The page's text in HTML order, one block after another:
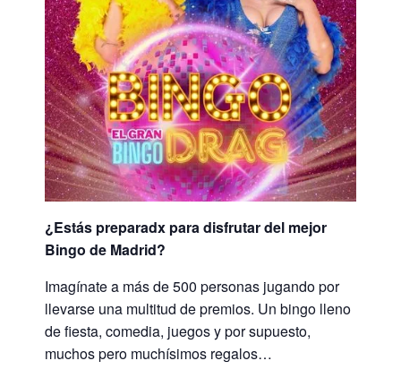
¿Estás preparadx para disfrutar del mejor
Bingo de Madrid?
Imagínate a más de 500 personas jugando por
llevarse una multitud de premios. Un bingo lleno
de fiesta, comedia, juegos y por supuesto,
muchos pero muchísimos regalos…